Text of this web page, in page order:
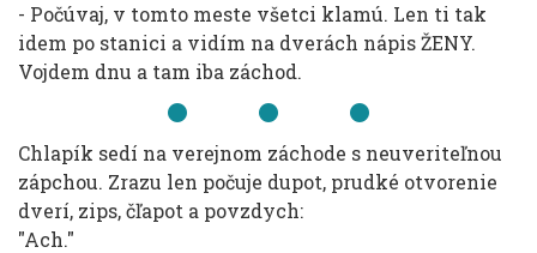
- Počúvaj, v tomto meste všetci klamú. Len ti tak
idem po stanici a vidím na dverách nápis ŽENY.
Vojdem dnu a tam iba záchod.
Chlapík sedí na verejnom záchode s neuveriteľnou
zápchou. Zrazu len počuje dupot, prudké otvorenie
dverí, zips, čľapot a povzdych:
"Ach."